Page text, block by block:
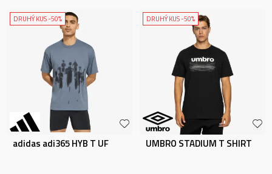
DRUHÝ KUS -50%
adidas adi365 HYB T UF
DRUHÝ KUS -50%
UMBRO STADIUM T SHIRT